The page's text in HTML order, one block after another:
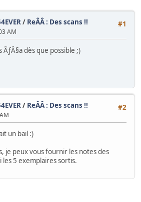
#1
/ ReÂÂ : Des scans !!
AM
ÃƒÂ§a dès que possible ;)
#2
/ ReÂÂ : Des scans !!
un bail :)
je peux vous fournir les notes des
les 5 exemplaires sortis.